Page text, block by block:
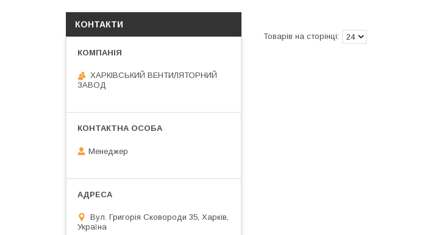
КОНТАКТИ
ХАРКІВСЬКИЙ ВЕНТИЛЯТОРНИЙ
ЗАВОД
Менеджер
Вул. Григорія Сковороди 35, Харків,
Україна